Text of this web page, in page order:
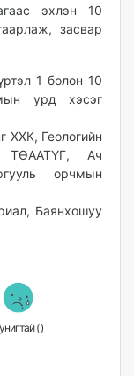
эхлэн 10
засвар
1 болон 10
урд хэсэг
ХХК, Геологийн
ТӨААТҮГ, Ач
орчмын
Баянхошуу
Гунигтай ()